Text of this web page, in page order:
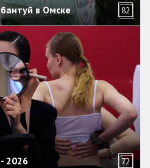
в Омске 82
2026 72